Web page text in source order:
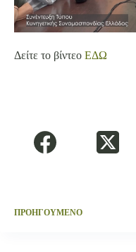
Δείτε το βίντεο ΕΔΩ
ΠΡΟΗΓΟΥΜΕΝΟ